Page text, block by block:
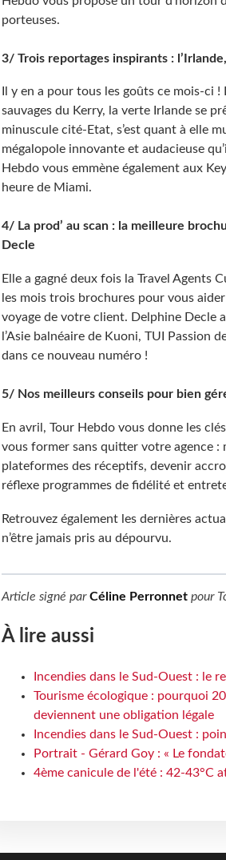
porteuses.
3/ Trois reportages inspirants :
Il y en a pour tous les goûts ce mois-ci
sauvages du Kerry, la verte Irlande se
minuscule cité-Etat, s’est quant à elle
mégalopole innovante et audacieuse
Hebdo vous emmène également aux
heure de Miami.
4/ La prod’ au scan : la meilleure
Decle
Elle a gagné deux fois la Travel Agents
les mois trois brochures pour vous
voyage de votre client. Delphine Decle
l’Asie balnéaire de Kuoni, TUI Passion
dans ce nouveau numéro !
5/ Nos meilleurs conseils pour bien
En avril, Tour Hebdo vous donne les
vous former sans quitter votre agence :
plateformes des réceptifs, devenir
réflexe programmes de fidélité et
Retrouvez également les dernières
n’être jamais pris au dépourvu.
Article signé parCéline Perronnetpour
À lire aussi
Incendies dans le Sud-Ouest : le
Tourisme écologique : pourquoi
deviennent une obligation légale
Incendies dans le Sud-Ouest :
Portrait - Gérard Goy : « Le
4ème canicule de l'été : 42-43°C